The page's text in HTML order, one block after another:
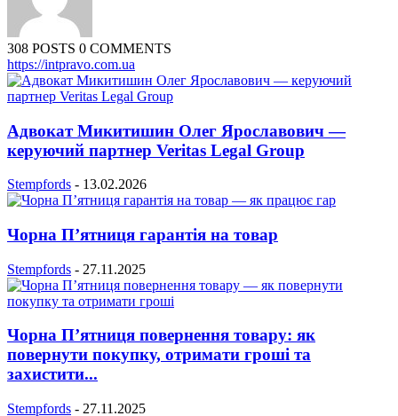
308 POSTS 0 COMMENTS
https://intpravo.com.ua
Адвокат Микитишин Олег Ярославович —
керуючий партнер Veritas Legal Group
Stempfords - 13.02.2026
Чорна П’ятниця гарантія на товар
Stempfords - 27.11.2025
Чорна П’ятниця повернення товару: як
повернути покупку, отримати гроші та
захистити...
Stempfords - 27.11.2025